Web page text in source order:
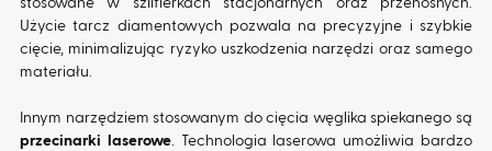
Użycie tarcz diamentowych pozwala na precyzyjne i szybkie
cięcie, minimalizując ryzyko uszkodzenia narzędzi oraz samego
materiału.
Innym narzędziem stosowanym do cięcia węglika spiekanego są
przecinarki laserowe. Technologia laserowa umożliwia bardzo